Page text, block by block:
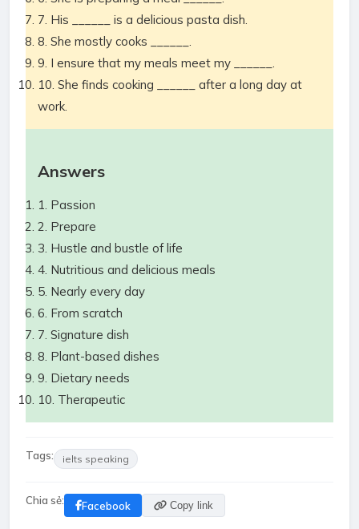
7. His ______ is a delicious pasta dish.
8. She mostly cooks ______.
9. I ensure that my meals meet my ______.
10. She finds cooking ______ after a long day at
work.
Answers
1. Passion
2. Prepare
3. Hustle and bustle of life
4. Nutritious and delicious meals
5. Nearly every day
6. From scratch
7. Signature dish
8. Plant-based dishes
9. Dietary needs
10. Therapeutic
Tags: ielts speaking
Chia sẻ: Facebook Copy link